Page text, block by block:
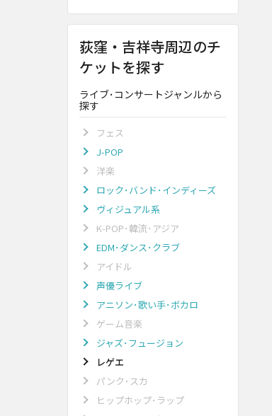
荻窪・吉祥寺周辺のチ
ケットを探す
ライブ･コンサートジャンルから
探す
フェス
J-POP
洋楽
ロック･バンド･インディーズ
ヴィジュアル系
K-POP･韓流･アジア
EDM･ダンス･クラブ
アイドル
声優ライブ
アニソン･歌い手･ボカロ
ゲーム音楽
ジャズ･フュージョン
レゲエ
パンク･スカ
ヒップホップ･ラップ